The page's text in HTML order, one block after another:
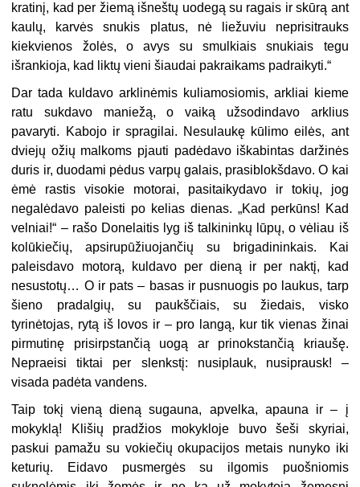
kratinį, kad per žiemą išneštų uodegą su ragais ir skūrą ant
kaulų, karvės snukis platus, nė liežuviu neprisitrauks
kiekvienos žolės, o avys su smulkiais snukiais tegu
išrankioja, kad liktų vieni šiaudai pakraikams padraikyti.“
Dar tada kuldavo arklinėmis kuliamosiomis, arkliai kieme
ratu sukdavo maniežą, o vaiką užsodindavo arklius
pavaryti. Kabojo ir spragilai. Nesulaukę kūlimo eilės, ant
dviejų ožių malkoms pjauti padėdavo iškabintas daržinės
duris ir, duodami pėdus varpų galais, prasiblokšdavo. O kai
ėmė rastis visokie motorai, pasitaikydavo ir tokių, jog
negalėdavo paleisti po kelias dienas. „Kad perkūns! Kad
velniai!“ – rašo Donelaitis lyg iš talkininkų lūpų, o vėliau iš
kolūkiečių, apsirupūžiuojančių su brigadininkais. Kai
paleisdavo motorą, kuldavo per dieną ir per naktį, kad
nesustotų… O ir pats – basas ir pusnuogis po laukus, tarp
šieno pradalgių, su paukščiais, su žiedais, visko
tyrinėtojas, rytą iš lovos ir – pro langą, kur tik vienas žinai
pirmutinę prisirpstančią uogą ar prinokstančią kriaušę.
Nepraeisi tiktai per slenkstį: nusiplauk, nusiprausk! –
visada padėta vandens.
Taip tokį vieną dieną sugauna, apvelka, apauna ir – į
mokyklą! Klišių pradžios mokykloje buvo šeši skyriai,
paskui pamažu su vokiečių okupacijos metais nunyko iki
keturių. Eidavo pusmergės su ilgomis puošniomis